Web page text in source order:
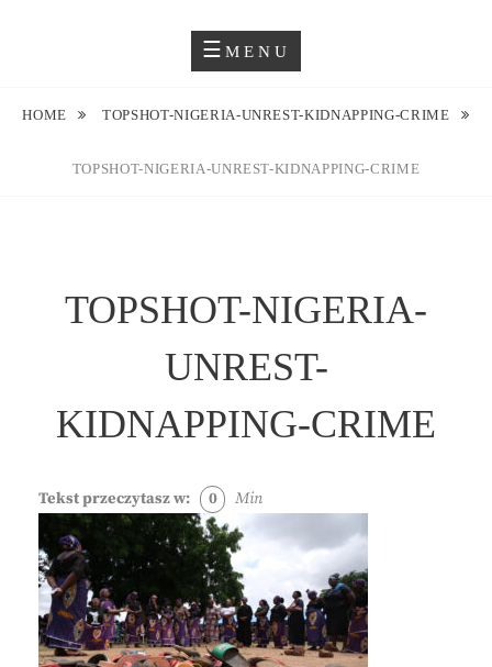
JUSTYNA EWA GROCHOWSKA
MENU
HOME TOPSHOT-NIGERIA-UNREST-KIDNAPPING-CRIME
TOPSHOT-NIGERIA-UNREST-KIDNAPPING-CRIME
TOPSHOT-NIGERIA-
UNREST-
KIDNAPPING-CRIME
Tekst przeczytasz w: 0 Min